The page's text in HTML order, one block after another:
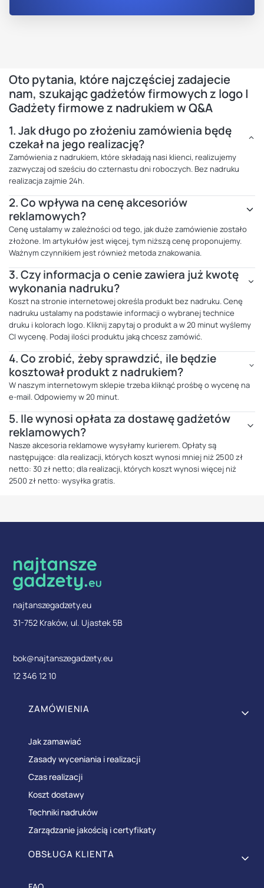
Oto pytania, które najczęściej zadajecie
nam, szukając gadżetów firmowych z logo |
Gadżety firmowe z nadrukiem w Q&A
1.Jak długo po złożeniu zamówienia będę
czekał na jego realizację?
Zamówienia z nadrukiem, które składają nasi klienci, realizujemy
zazwyczaj od sześciu do czternastu dni roboczych. Bez nadruku
realizacja zajmie 24h.
2.Co wpływa na cenę akcesoriów
reklamowych?
Cenę ustalamy w zależności od tego, jak duże zamówienie zostało
złożone. Im artykułów jest więcej, tym niższą cenę proponujemy.
Ważnym czynnikiem jest również metoda znakowania.
3.Czy informacja o cenie zawiera już kwotę
wykonania nadruku?
Koszt na stronie internetowej określa produkt bez nadruku. Cenę
nadruku ustalamy na podstawie informacji o wybranej technice
druku i kolorach logo. Kliknij zapytaj o produkt a w 20 minut wyślemy
CI wycenę. Podaj ilości produktu jaką chcesz zamówić.
4.Co zrobić, żeby sprawdzić, ile będzie
kosztował produkt z nadrukiem?
W naszym internetowym sklepie trzeba kliknąć prośbę o wycenę na
e-mail. Odpowiemy w 20 minut.
5. Ile wynosi opłata za dostawę gadżetów
reklamowych?
Nasze akcesoria reklamowe wysyłamy kurierem. Opłaty są
następujące: dla realizacji, których koszt wynosi mniej niż 2500 zł
netto: 30 zł netto; dla realizacji, których koszt wynosi więcej niż
2500 zł netto: wysyłka gratis.
najtanszegadzety.eu
31-752 Kraków, ul. Ujastek 5B
bok@najtanszegadzety.eu
12 346 12 10
Linki w stopce
ZAMÓWIENIA
Jak zamawiać
Zasady wyceniania i realizacji
Czas realizacji
Koszt dostawy
Techniki nadruków
Zarządzanie jakością i certyfikaty
OBSŁUGA KLIENTA